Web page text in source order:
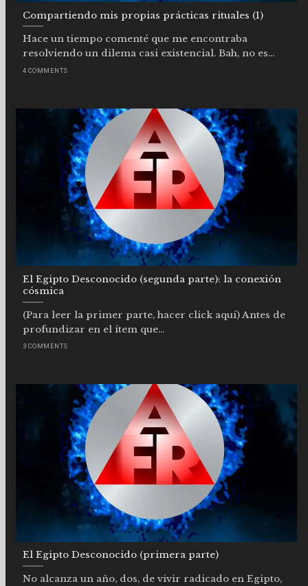
Compartiendo mis propias prácticas rituales (1)
Hace un tiempo comenté que me encontraba
resolviendo un dilema casi existencial. Bah, no es...
4 COMMENTS
El Egipto Desconocido (segunda parte): la conexión
cósmica
(Para leer la primer parte, hacer click aquí) Antes de
profundizar en el ítem que...
3 COMMENTS
El Egipto Desconocido (primera parte)
No alcanza un año, dos, de vivir radicado en Egipto,